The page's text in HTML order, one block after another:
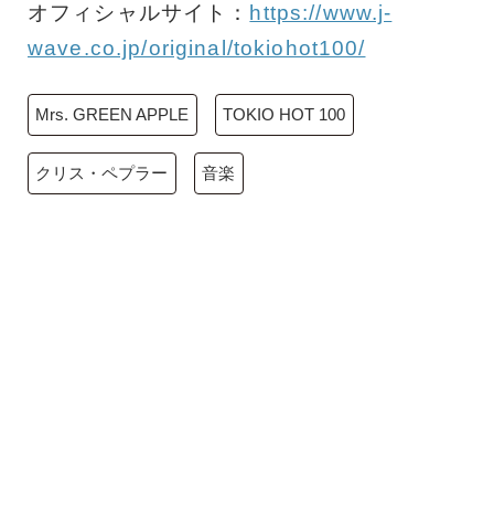
オフィシャルサイト： https://www.j-
wave.co.jp/original/tokiohot100/
Mrs. GREEN APPLE TOKIO HOT 100
クリス・ペプラー 音楽